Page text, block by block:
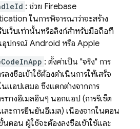
: ช่วย Firebase
ในการพิจารณาว่าจะสร้าง
บเว็บเท่านั้นหรือลิงก์สำหรับมือถือที่
อุปกรณ์ Android หรือ Apple
: ตั้งค่าเป็น "จริง" การ
ลงชื่อเข้าใช้ต้องดำเนินการให้เสร็จ
แอปเสมอ ซึ่งแตกต่างจากการ
ทางอีเมลอื่นๆ นอกแอป (การรีเซ็ต
ละการยืนยันอีเมล) เนื่องจากในตอน
นตอน ผู้ใช้จะต้องลงชื่อเข้าใช้และ